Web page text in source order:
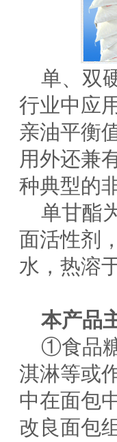
单、双
行业中应
亲油平衡
用外还兼
种典型的
单甘酯
面活性剂
水，热溶
本产品
①食品糖
淇淋等或
中在面包
改良面包